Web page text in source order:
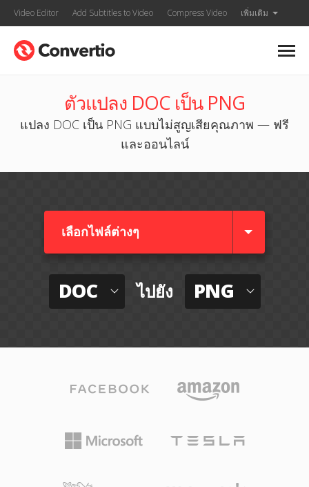
Video Editor Add Subtitles to Video Compress Video เพิ่มเติม
ตัวแปลง DOC เป็น PNG
แปลง DOC เป็น PNG แบบไม่สูญเสียคุณภาพ — ฟรี
และออนไลน์
เลือกไฟล์ต่างๆ​
DOC ไปยัง PNG